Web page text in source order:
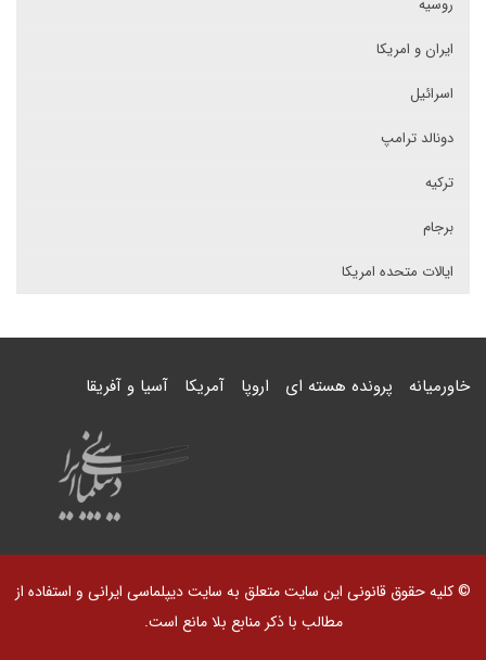
روسیه
ایران و امریکا
اسرائیل
دونالد ترامپ
ترکیه
برجام
ایالات متحده امریکا
خاورمیانه پرونده هسته ای اروپا آمریکا آسیا و آفریقا
© کلیه حقوق قانونی این سایت متعلق به سایت دیپلماسی ایرانی و استفاده از
مطالب با ذکر منابع بلا مانع است.